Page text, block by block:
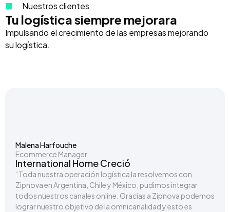
Nuestros clientes
Tu logística siempre mejorara
Impulsando el crecimiento de las empresas mejorando
su logística.
Malena Harfouche
Ecommerce Manager
International Home Creció
“Toda nuestra operación logística la resolvemos con
Zipnova en Argentina, Chile y México, pudimos integrar
todos nuestros canales online. Gracias a Zipnova podemos
lograr nuestro objetivo de la omnicanalidad y esto es